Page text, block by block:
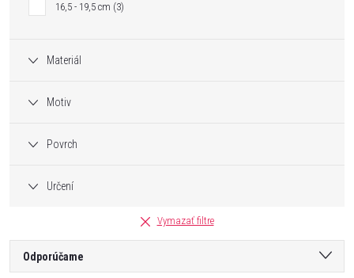
16,5 - 19,5 cm 3
Materiál
Motiv
Povrch
Určení
Vymazať filtre
ROdporúčame